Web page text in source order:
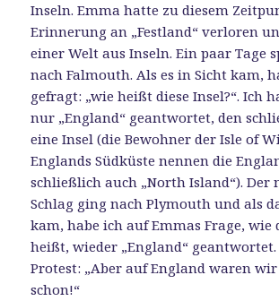
Inseln. Emma hatte zu diesem
Erinnerung an „Festland“ verloren
einer Welt aus Inseln. Ein paar Tage
nach Falmouth. Als es in Sicht kam,
gefragt: „wie heißt diese Insel?“. Ich
nur „England“ geantwortet, den
eine Insel (die Bewohner der Isle of
Englands Südküste nennen die
schließlich auch „North Island“). Der
Schlag ging nach Plymouth und als
kam, habe ich auf Emmas Frage, wie
heißt, wieder „England“
Protest: „Aber auf England waren
schon!“